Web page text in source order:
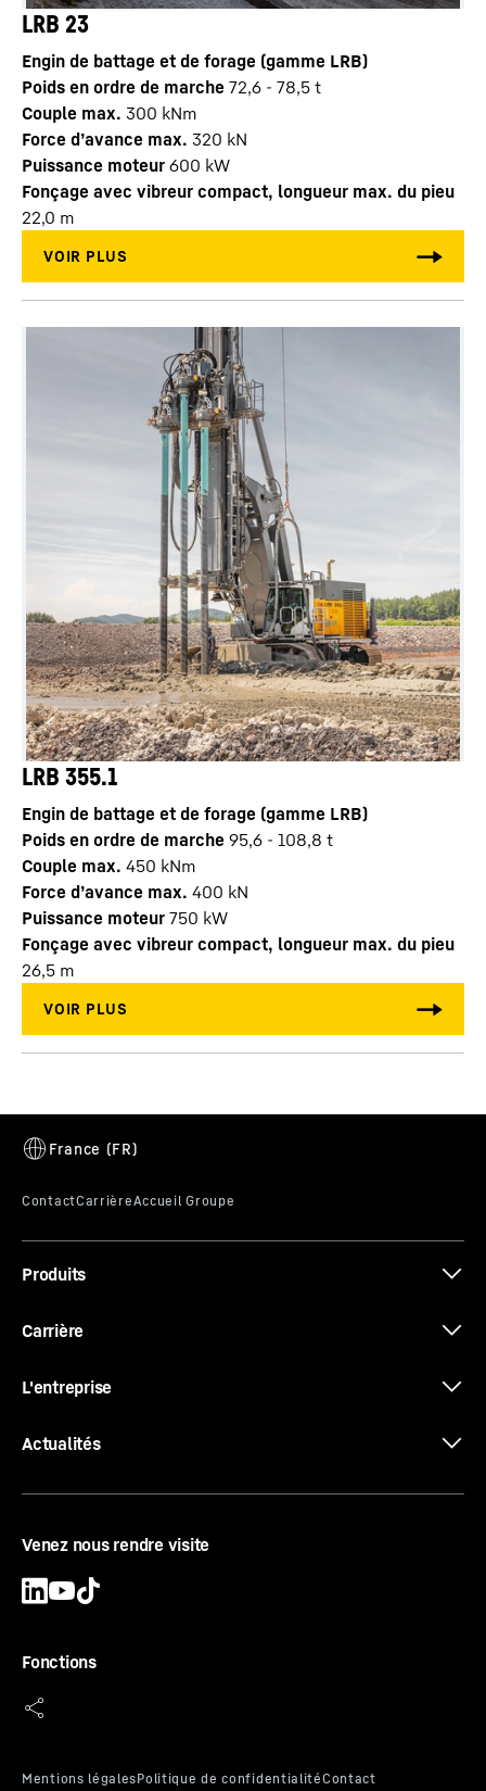
LRB 23
Engin de battage et de forage (gamme LRB)
Poids en ordre de marche 72,6 - 78,5 t
Couple max. 300 kNm
Force d’avance max. 320 kN
Puissance moteur 600 kW
Fonçage avec vibreur compact, longueur max. du pieu
22,0 m
LRB 355.1
Engin de battage et de forage (gamme LRB)
Poids en ordre de marche 95,6 - 108,8 t
Couple max. 450 kNm
Force d’avance max. 400 kN
Puissance moteur 750 kW
Fonçage avec vibreur compact, longueur max. du pieu
26,5 m
Produits
Carrière
L'entreprise
Actualités
Venez nous rendre visite
Fonctions